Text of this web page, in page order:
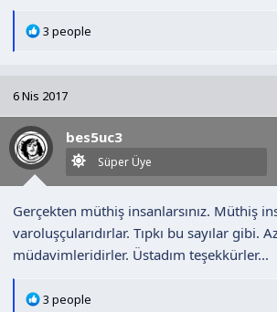
T
i
l
e
r
3 people
6 Nis 2017
bes5uc3
Süper Üye
Gerçekten müthiş insanlarsınız. Müthiş
varoluşçularıdırlar. Tıpkı bu sayılar gibi.
müdavimleridirler. Üstadım teşekkürler...
T
3 people